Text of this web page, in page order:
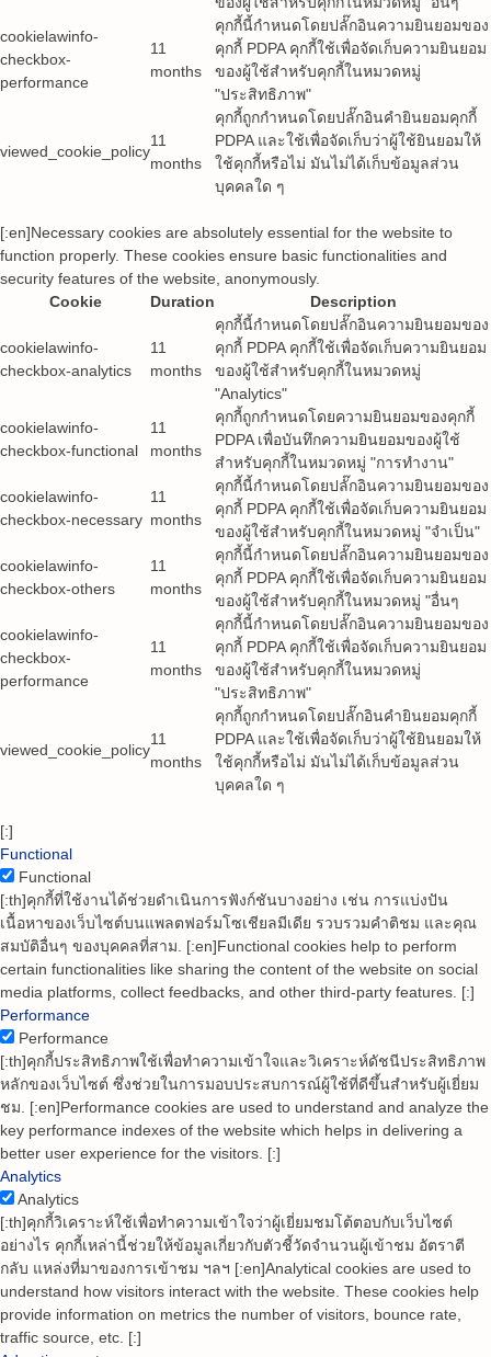
cookielawinfo-
checkbox-
performance
11
months
คุกกี้นี้กำหนดโดยปลั๊กอินความยินยอมของ
คุกกี้ PDPA คุกกี้ใช้เพื่อจัดเก็บความยินยอม
ของผู้ใช้สำหรับคุกกี้ในหมวดหมู่
"ประสิทธิภาพ"
viewed_cookie_policy
11
months
คุกกี้ถูกกำหนดโดยปลั๊กอินคำยินยอมคุกกี้
PDPA และใช้เพื่อจัดเก็บว่าผู้ใช้ยินยอมให้
ใช้คุกกี้หรือไม่ มันไม่ได้เก็บข้อมูลส่วน
บุคคลใด ๆ
[:en]Necessary cookies are absolutely essential for the website to
function properly. These cookies ensure basic functionalities and
security features of the website, anonymously.
Cookie
Duration Description
cookielawinfo-
checkbox-analytics
11
months
คุกกี้นี้กำหนดโดยปลั๊กอินความยินยอมของ
คุกกี้ PDPA คุกกี้ใช้เพื่อจัดเก็บความยินยอม
ของผู้ใช้สำหรับคุกกี้ในหมวดหมู่
"Analytics"
cookielawinfo-
checkbox-functional
11
months
คุกกี้ถูกกำหนดโดยความยินยอมของคุกกี้
PDPA เพื่อบันทึกความยินยอมของผู้ใช้
สำหรับคุกกี้ในหมวดหมู่ "การทำงาน"
cookielawinfo-
checkbox-necessary
11
months
คุกกี้นี้กำหนดโดยปลั๊กอินความยินยอมของ
คุกกี้ PDPA คุกกี้ใช้เพื่อจัดเก็บความยินยอม
ของผู้ใช้สำหรับคุกกี้ในหมวดหมู่ "จำเป็น"
cookielawinfo-
checkbox-others
11
months
คุกกี้นี้กำหนดโดยปลั๊กอินความยินยอมของ
คุกกี้ PDPA คุกกี้ใช้เพื่อจัดเก็บความยินยอม
ของผู้ใช้สำหรับคุกกี้ในหมวดหมู่ "อื่นๆ
cookielawinfo-
checkbox-
performance
11
months
คุกกี้นี้กำหนดโดยปลั๊กอินความยินยอมของ
คุกกี้ PDPA คุกกี้ใช้เพื่อจัดเก็บความยินยอม
ของผู้ใช้สำหรับคุกกี้ในหมวดหมู่
"ประสิทธิภาพ"
viewed_cookie_policy
11
months
คุกกี้ถูกกำหนดโดยปลั๊กอินคำยินยอมคุกกี้
PDPA และใช้เพื่อจัดเก็บว่าผู้ใช้ยินยอมให้
ใช้คุกกี้หรือไม่ มันไม่ได้เก็บข้อมูลส่วน
บุคคลใด ๆ
[:]
Functional
Functional
[:th]คุกกี้ที่ใช้งานได้ช่วยดำเนินการฟังก์ชันบางอย่าง เช่น การแบ่งปัน
เนื้อหาของเว็บไซต์บนแพลตฟอร์มโซเชียลมีเดีย รวบรวมคำติชม และคุณ
สมบัติอื่นๆ ของบุคคลที่สาม. [:en]Functional cookies help to perform
certain functionalities like sharing the content of the website on social
media platforms, collect feedbacks, and other third-party features. [:]
Performance
Performance
[:th]คุกกี้ประสิทธิภาพใช้เพื่อทำความเข้าใจและวิเคราะห์ดัชนีประสิทธิภาพ
หลักของเว็บไซต์ ซึ่งช่วยในการมอบประสบการณ์ผู้ใช้ที่ดีขึ้นสำหรับผู้เยี่ยม
ชม. [:en]Performance cookies are used to understand and analyze the
key performance indexes of the website which helps in delivering a
better user experience for the visitors. [:]
Analytics
Analytics
[:th]คุกกี้วิเคราะห์ใช้เพื่อทำความเข้าใจว่าผู้เยี่ยมชมโต้ตอบกับเว็บไซต์
อย่างไร คุกกี้เหล่านี้ช่วยให้ข้อมูลเกี่ยวกับตัวชี้วัดจำนวนผู้เข้าชม อัตราตี
กลับ แหล่งที่มาของการเข้าชม ฯลฯ [:en]Analytical cookies are used to
understand how visitors interact with the website. These cookies help
provide information on metrics the number of visitors, bounce rate,
traffic source, etc. [:]